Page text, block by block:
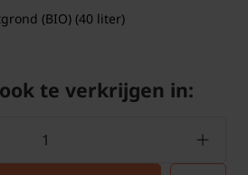
(BIO) (40 liter)
te verkrijgen in: